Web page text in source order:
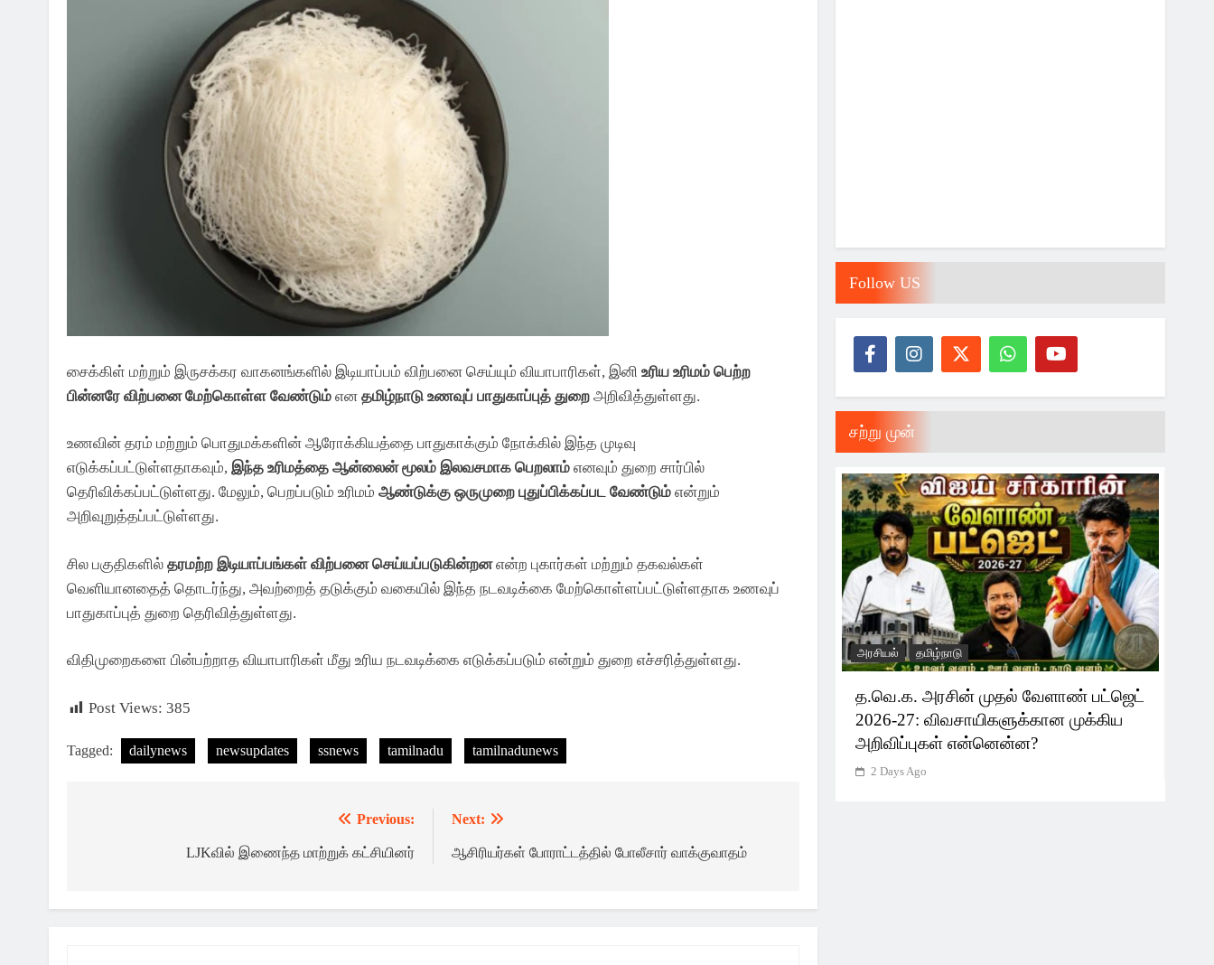
சைக்கிள் மற்றும் இருசக்கர வாகனங்களில் இடியாப்பம் விற்பனை செய்யும் வியாபாரிகள், இனி உரிய உரிமம் பெற்ற
பின்னரே விற்பனை மேற்கொள்ள வேண்டும் என தமிழ்நாடு உணவுப் பாதுகாப்புத் துறை அறிவித்துள்ளது.
உணவின் தரம் மற்றும் பொதுமக்களின் ஆரோக்கியத்தை பாதுகாக்கும் நோக்கில் இந்த முடிவு
எடுக்கப்பட்டுள்ளதாகவும், இந்த உரிமத்தை ஆன்லைன் மூலம் இலவசமாக பெறலாம் எனவும் துறை சார்பில்
தெரிவிக்கப்பட்டுள்ளது. மேலும், பெறப்படும் உரிமம் ஆண்டுக்கு ஒருமுறை புதுப்பிக்கப்பட வேண்டும் என்றும்
அறிவுறுத்தப்பட்டுள்ளது.
சில பகுதிகளில் தரமற்ற இடியாப்பங்கள் விற்பனை செய்யப்படுகின்றனஎன்ற புகார்கள் மற்றும் தகவல்கள்
வெளியானதைத் தொடர்ந்து, அவற்றைத் தடுக்கும் வகையில் இந்த நடவடிக்கை மேற்கொள்ளப்பட்டுள்ளதாக உணவுப்
பாதுகாப்புத் துறை தெரிவித்துள்ளது.
விதிமுறைகளை பின்பற்றாத வியாபாரிகள் மீது உரிய நடவடிக்கை எடுக்கப்படும் என்றும் துறை எச்சரித்துள்ளது.
Post Views: 385
Tagged: dailynews newsupdates ssnews tamilnadu tamilnadunews
Previous:
LJKவில் இணைந்த மாற்றுக் கட்சியினர்
Next:
ஆசிரியர்கள் போராட்டத்தில் போலீசார் வாக்குவாதம்
Follow US
சற்று முன்
அரசியல் இந்தியா
3 Days Ago
அரசியல் இந்தியா
தெரிவித்த அதிர்ச்சி தகவல்!
அரசியல் தமிழ்நாடு
த.வெ.க. அரசின் முதல் வேளாண் பட்ஜெட்
2026-27: விவசாயிகளுக்கான முக்கிய
அறிவிப்புகள் என்னென்ன?
2 Days Ago